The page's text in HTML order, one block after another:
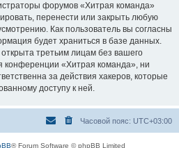
форумов «Хитрая команда»
перенести или закрыть любую
Как пользователь вы согласны
будет храниться в базе данных.
третьим лицам без вашего
«Хитрая команда», ни
за действия хакеров, которые
доступу к ней.
Часовой пояс: UTC+03:00
® Forum Software © phpBB Limited